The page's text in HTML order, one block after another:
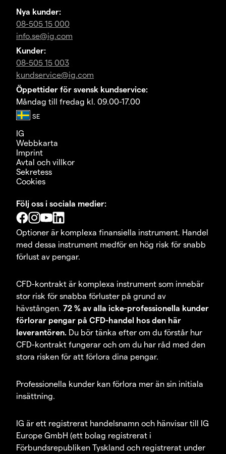
Nya kunder:
08-505 15 000
info.se@ig.com
Kunder:
08-505 15 003
kundservice@ig.com
Öppettider för svensk kundservice:
Måndag till fredag kl. 09.00-17.00
IG
Webbkarta
Imprint
Avtal och villkor
Sekretess
Cookies
Följ oss i sociala medier:
Optioner är komplexa finansiella instrument. Handel
med dessa instrument medför en hög risk för snabb
förlust av pengar.
CFD-kontrakt är komplexa instrument som innebär
stor risk för snabba förluster på grund av
hävstången. 72 % av alla icke-professionella kunder
förlorar pengar på CFD-handel hos den här
leverantören. Du bör tänka efter om du förstår hur
CFD-kontrakt fungerar och om du har råd med den
stora risken för att förlora dina pengar.
Professionella kunder kan förlora mer än sin initiala
insättning.
IG är ett registrerat handelsnamn och hänvisar till IG
Europe GmbH (ett bolag registrerat i
Förbundsrepubliken Tyskland och registrerat under